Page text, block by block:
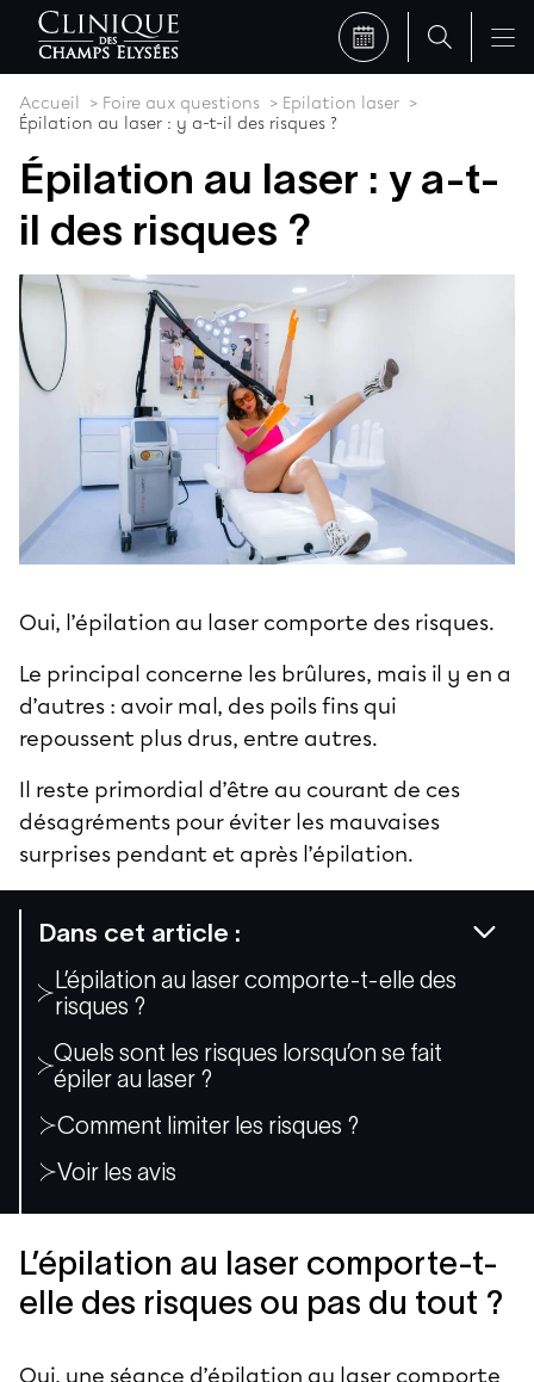
Accueil Foire aux questions
Epilation laser
Épilation au laser : y a-t-il des risques ?
Épilation au laser : y a-t-
il des risques ?
Oui, l’épilation au laser comporte des risques.
Le principal concerne les brûlures, mais il y en a
d’autres : avoir mal, des poils fins qui
repoussent plus drus, entre autres.
Il reste primordial d’être au courant de ces
désagréments pour éviter les mauvaises
surprises pendant et après l’épilation.
Dans cet article :
L’épilation au laser comporte-t-elle des
risques ?
Quels sont les risques lorsqu’on se fait
épiler au laser ?
Comment limiter les risques ?
Voir les avis
L’épilation au laser comporte-t-
elle des risques ou pas du tout ?
Oui, une séance d’épilation au laser comporte